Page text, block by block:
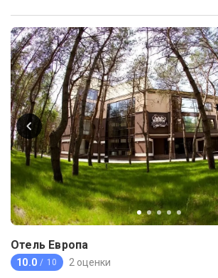
Отель Европа
10.0 / 10 2 оценки